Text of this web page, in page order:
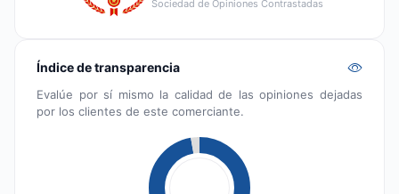
Sociedad de Opiniones Contrastadas
Índice de transparencia
Evalúe por sí mismo la calidad de las opiniones dejadas
por los clientes de este comerciante.